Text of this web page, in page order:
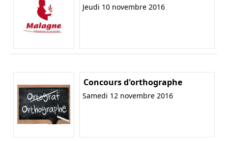
Jeudi 10 novembre 2016
Concours d'orthographe
Samedi 12 novembre 2016